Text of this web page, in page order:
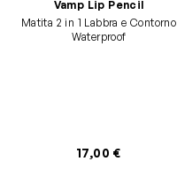
Vamp Lip Pencil
Matita 2 in 1 Labbra e Contorno
Waterproof
17,00 €